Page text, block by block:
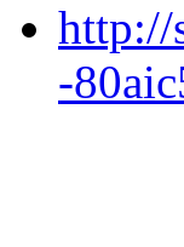
http://
-